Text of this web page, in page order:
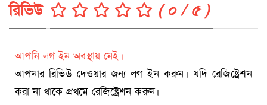
রিভিউ ( ০ / ৫ )
আপনি লগ ইন অবস্থায় নেই।
আপনার রিভিউ দেওয়ার জন্য লগ ইন করুন। যদি রেজিষ্ট্রেশন
করা না থাকে প্রথমে রেজিষ্ট্রেশন করুন।